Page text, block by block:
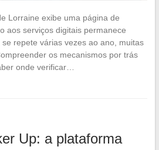
Lorraine exibe uma página de
aos serviços digitais permanece
repete várias vezes ao ano, muitas
os mecanismos por trás
onde verificar…
Up: a plataforma